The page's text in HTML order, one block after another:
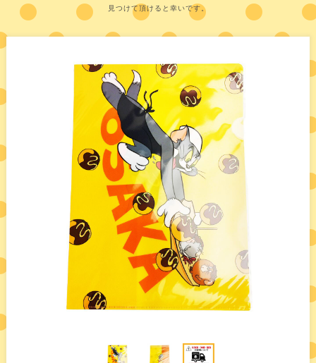
見つけて頂けると幸いです。